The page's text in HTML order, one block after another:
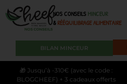
NOS CONSEILS MINCEUR
&RÉÉQUILIBRAGE ALIMENTAIRE
BILAN MINCEUR
🎁 Jusqu’à -310€ (avec le code :
BLOGCHEEF) + 3 cadeaux offerts